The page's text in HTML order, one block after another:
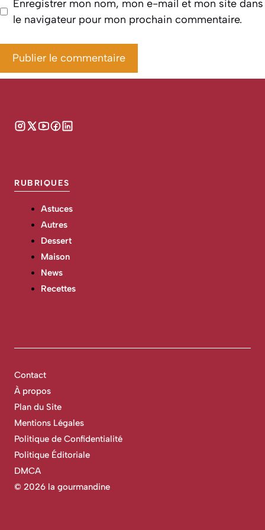
Enregistrer mon nom, mon e-mail et mon site dans
le navigateur pour mon prochain commentaire.
RUBRIQUES
Astuces
Autres
Dessert
Maison
News
Recettes
© 2026 la gourmandine
Contact
À propos
Plan du Site
Mentions Légales
Politique de Confidentialité
Politique Éditoriale
DMCA